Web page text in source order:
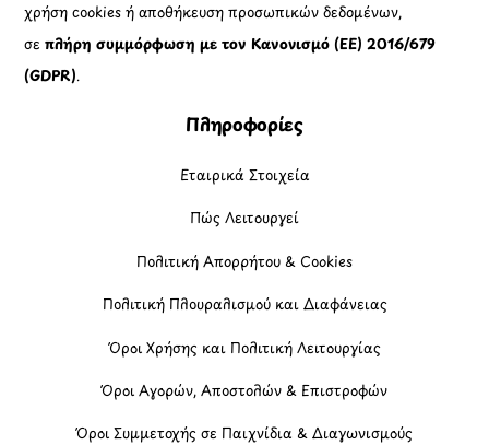
χρήση cookies ή αποθήκευση προσωπικών δεδομένων,
σεπλήρη συμμόρφωση με τον Κανονισμό (ΕΕ) 2016/679
(GDPR).
Πληροφορίες
Εταιρικά Στοιχεία
Πώς Λειτουργεί
Πολιτική Απορρήτου & Cookies
Πολιτική Πλουραλισμού και Διαφάνειας
Όροι Χρήσης και Πολιτική Λειτουργίας
Όροι Αγορών, Αποστολών & Επιστροφών
Όροι Συμμετοχής σε Παιχνίδια & Διαγωνισμούς